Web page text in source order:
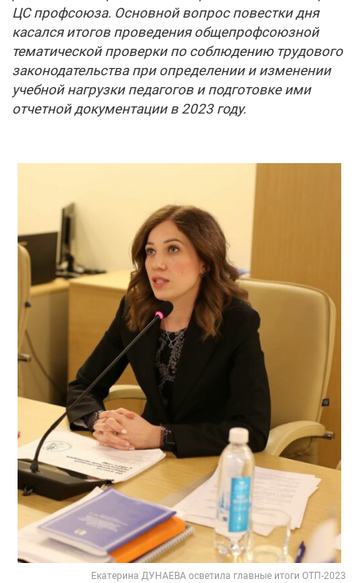
ЦС профсоюза. Основной вопрос повестки дня
касался итогов проведения общепрофсоюзной
тематической проверки по соблюдению трудового
законодательства при определении и изменении
учебной нагрузки педагогов и подготовке ими
отчетной документации в 2023 году.
Екатерина ДУНАЕВА осветила главные итоги ОТП-2023